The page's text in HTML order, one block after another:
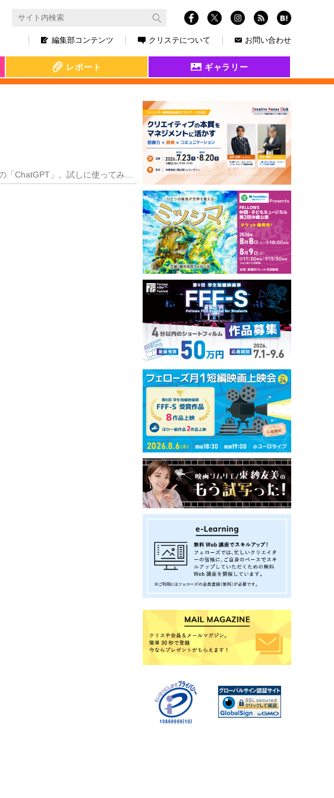
編集部コンテンツ クリステについて お問い合わせ
レポート ギャラリー